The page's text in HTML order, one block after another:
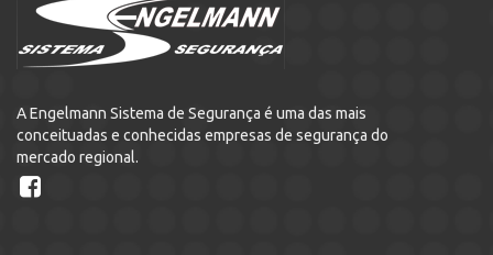
A Engelmann Sistema de Segurança é uma das mais
conceituadas e conhecidas empresas de segurança do
mercado regional.